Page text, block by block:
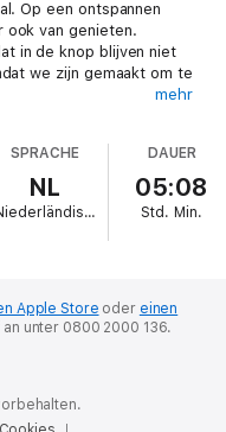
Op een ontspannen
ook van genieten.
in de knop blijven niet
we zijn gemaakt om te
boek vind je alles over
chi-oefening die je
en je elke dag weer
uitleg over de Negen
en
mehr
SPRACHE
NL
Niederländisch
DAUER
05:08
Std. Min.
Apple Store oder einen
unter 0800 2000 136.